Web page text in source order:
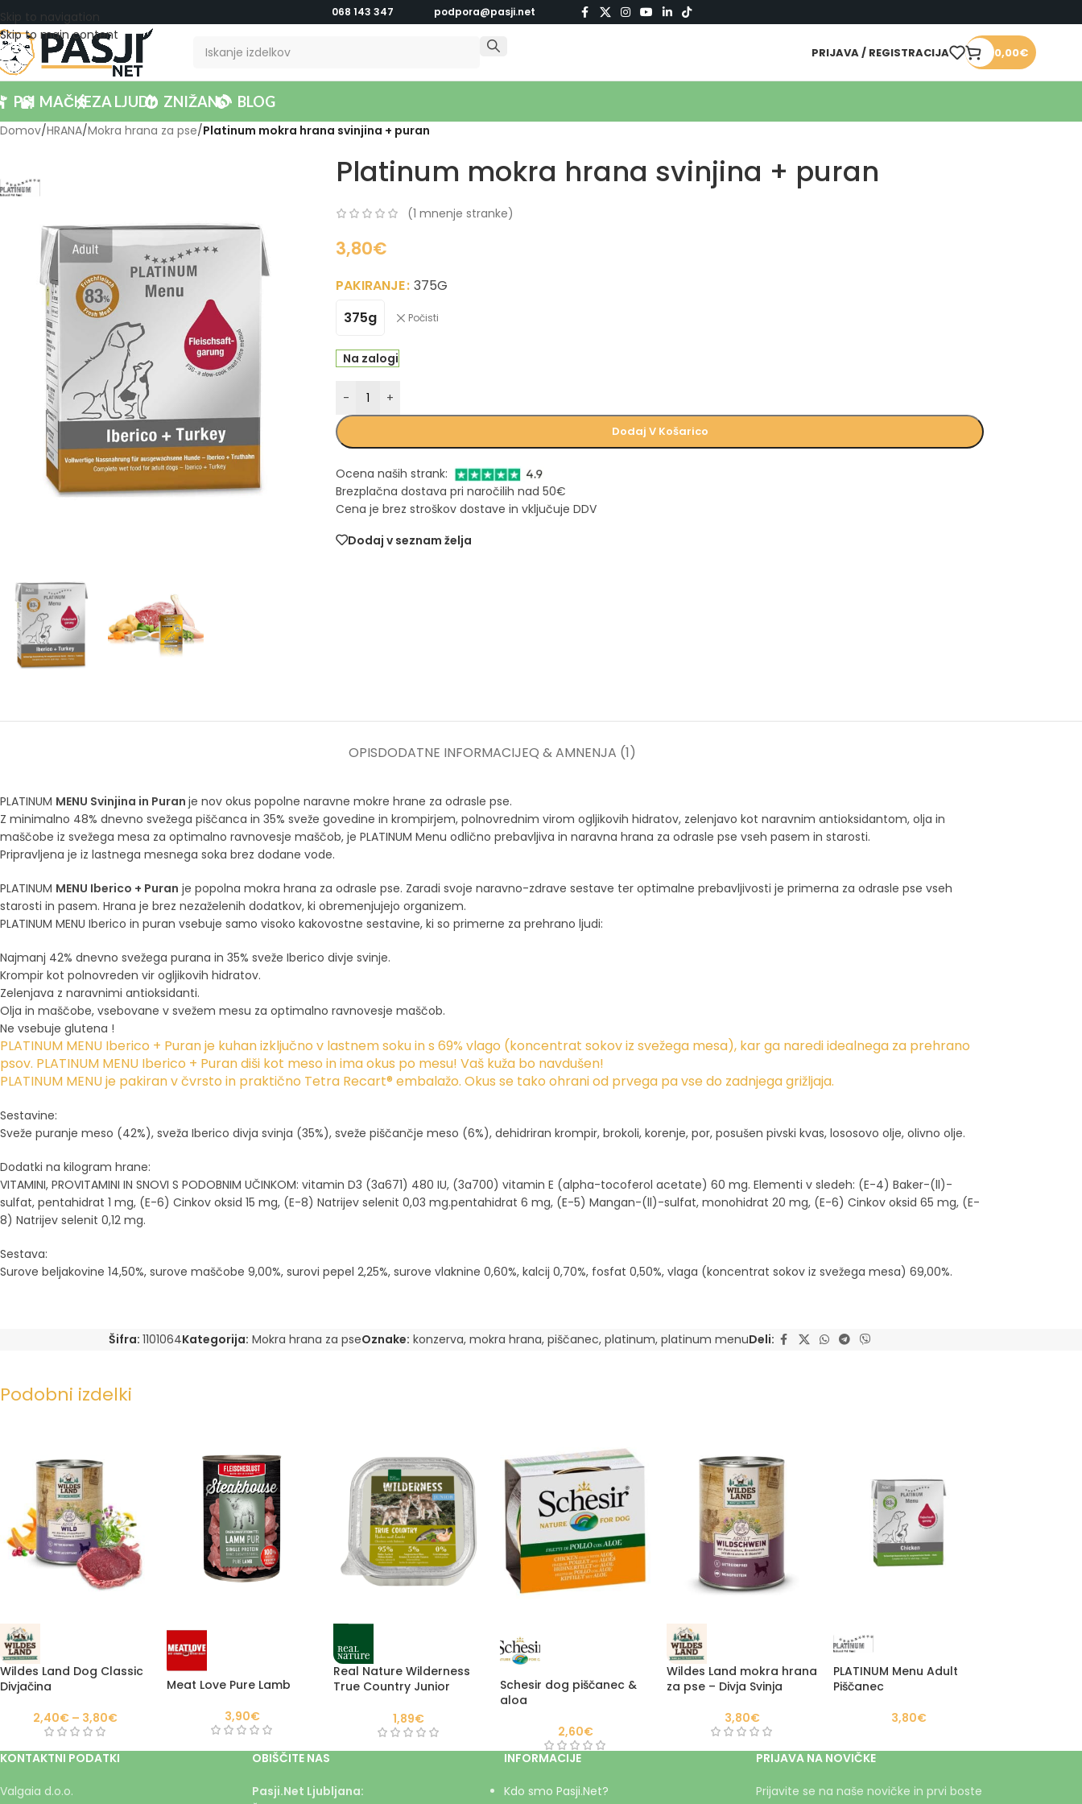
Skip to navigation
Skip to main content
068 143 347 podpora@pasji.net
PRIJAVA / REGISTRACIJA 0,00€
PSI MAČKEZA LJUDI ZNIŽANO BLOG
Domov/HRANA/Mokra hrana za pse/Platinum mokra hrana svinjina + puran
Platinum mokra hrana svinjina + puran
(1 mnenje stranke)
3,80€
PAKIRANJE 375G
375g
Počisti
Na zalogi
- +
Dodaj V Košarico
Ocena naših strank:
Brezplačna dostava pri naročilih nad 50€
Cena je brez stroškov dostave in vključuje DDV
Dodaj v seznam želja
OPISDODATNE INFORMACIJEQ & AMNENJA (1)
PLATINUM MENU Svinjina in Puran je nov okus popolne naravne mokre hrane za odrasle pse.
Z minimalno 48% dnevno svežega piščanca in 35% sveže govedine in krompirjem, polnovrednim virom ogljikovih hidratov, zelenjavo kot naravnim antioksidantom, olja in
maščobe iz svežega mesa za optimalno ravnovesje maščob, je PLATINUM Menu odlično prebavljiva in naravna hrana za odrasle pse vseh pasem in starosti.
Pripravljena je iz lastnega mesnega soka brez dodane vode.
PLATINUM MENU Iberico + Puran je popolna mokra hrana za odrasle pse. Zaradi svoje naravno-zdrave sestave ter optimalne prebavljivosti je primerna za odrasle pse vseh
starosti in pasem. Hrana je brez nezaželenih dodatkov, ki obremenjujejo organizem.
PLATINUM MENU Iberico in puran vsebuje samo visoko kakovostne sestavine, ki so primerne za prehrano ljudi:
Najmanj 42% dnevno svežega purana in 35% sveže Iberico divje svinje.
​Krompir kot polnovreden vir ogljikovih hidratov.
Zelenjava z naravnimi antioksidanti.
Olja in maščobe, vsebovane v svežem mesu za optimalno ravnovesje maščob.
Ne vsebuje glutena !
PLATINUM MENU Iberico + Puran je kuhan izključno v lastnem soku in s 69% vlago (koncentrat sokov iz svežega mesa), kar ga naredi idealnega za prehrano
psov. PLATINUM MENU Iberico + Puran diši kot meso in ima okus po mesu! Vaš kuža bo navdušen!
PLATINUM MENU je pakiran v čvrsto in praktično Tetra Recart® embalažo. Okus se tako ohrani od prvega pa vse do zadnjega grižljaja.
Sestavine:
Sveže puranje meso (42%), sveža Iberico divja svinja (35%), sveže piščančje meso (6%), dehidriran krompir, brokoli, korenje, por, posušen pivski kvas, lososovo olje, olivno olje.
Dodatki na kilogram hrane:
VITAMINI, PROVITAMINI IN SNOVI S PODOBNIM UČINKOM: vitamin D3 (3a671) 480 IU, (3a700) vitamin E (alpha-tocoferol acetate) 60 mg. Elementi v sledeh: (E-4) Baker-(ll)-
sulfat, pentahidrat 1 mg, (E-6) Cinkov oksid 15 mg, (E-8) Natrijev selenit 0,03 mg.pentahidrat 6 mg, (E-5) Mangan-(ll)-sulfat, monohidrat 20 mg, (E-6) Cinkov oksid 65 mg, (E-
8) Natrijev selenit 0,12 mg.
Sestava:
Surove beljakovine 14,50%, surove maščobe 9,00%, surovi pepel 2,25%, surove vlaknine 0,60%, kalcij 0,70%, fosfat 0,50%, vlaga (koncentrat sokov iz svežega mesa) 69,00%.
Šifra: 1101064Kategorija: Mokra hrana za pseOznake: konzerva, mokra hrana, piščanec, platinum, platinum menuDeli:
Podobni izdelki
Wildes Land Dog Classic
Divjačina
2,40€ – 3,80€
Meat Love Pure Lamb
3,90€
Real Nature Wilderness
True Country Junior
1,89€
Schesir dog piščanec &
aloa
2,60€
Wildes Land mokra hrana
za pse – Divja Svinja
3,80€
PLATINUM Menu Adult
Piščanec
3,80€
KONTAKTNI PODATKI
Valgaia d.o.o.
OBIŠČITE NAS
Pasji.Net Ljubljana:
INFORMACIJE
Kdo smo Pasji.Net?
PRIJAVA NA NOVIČKE
Prijavite se na naše novičke in prvi boste